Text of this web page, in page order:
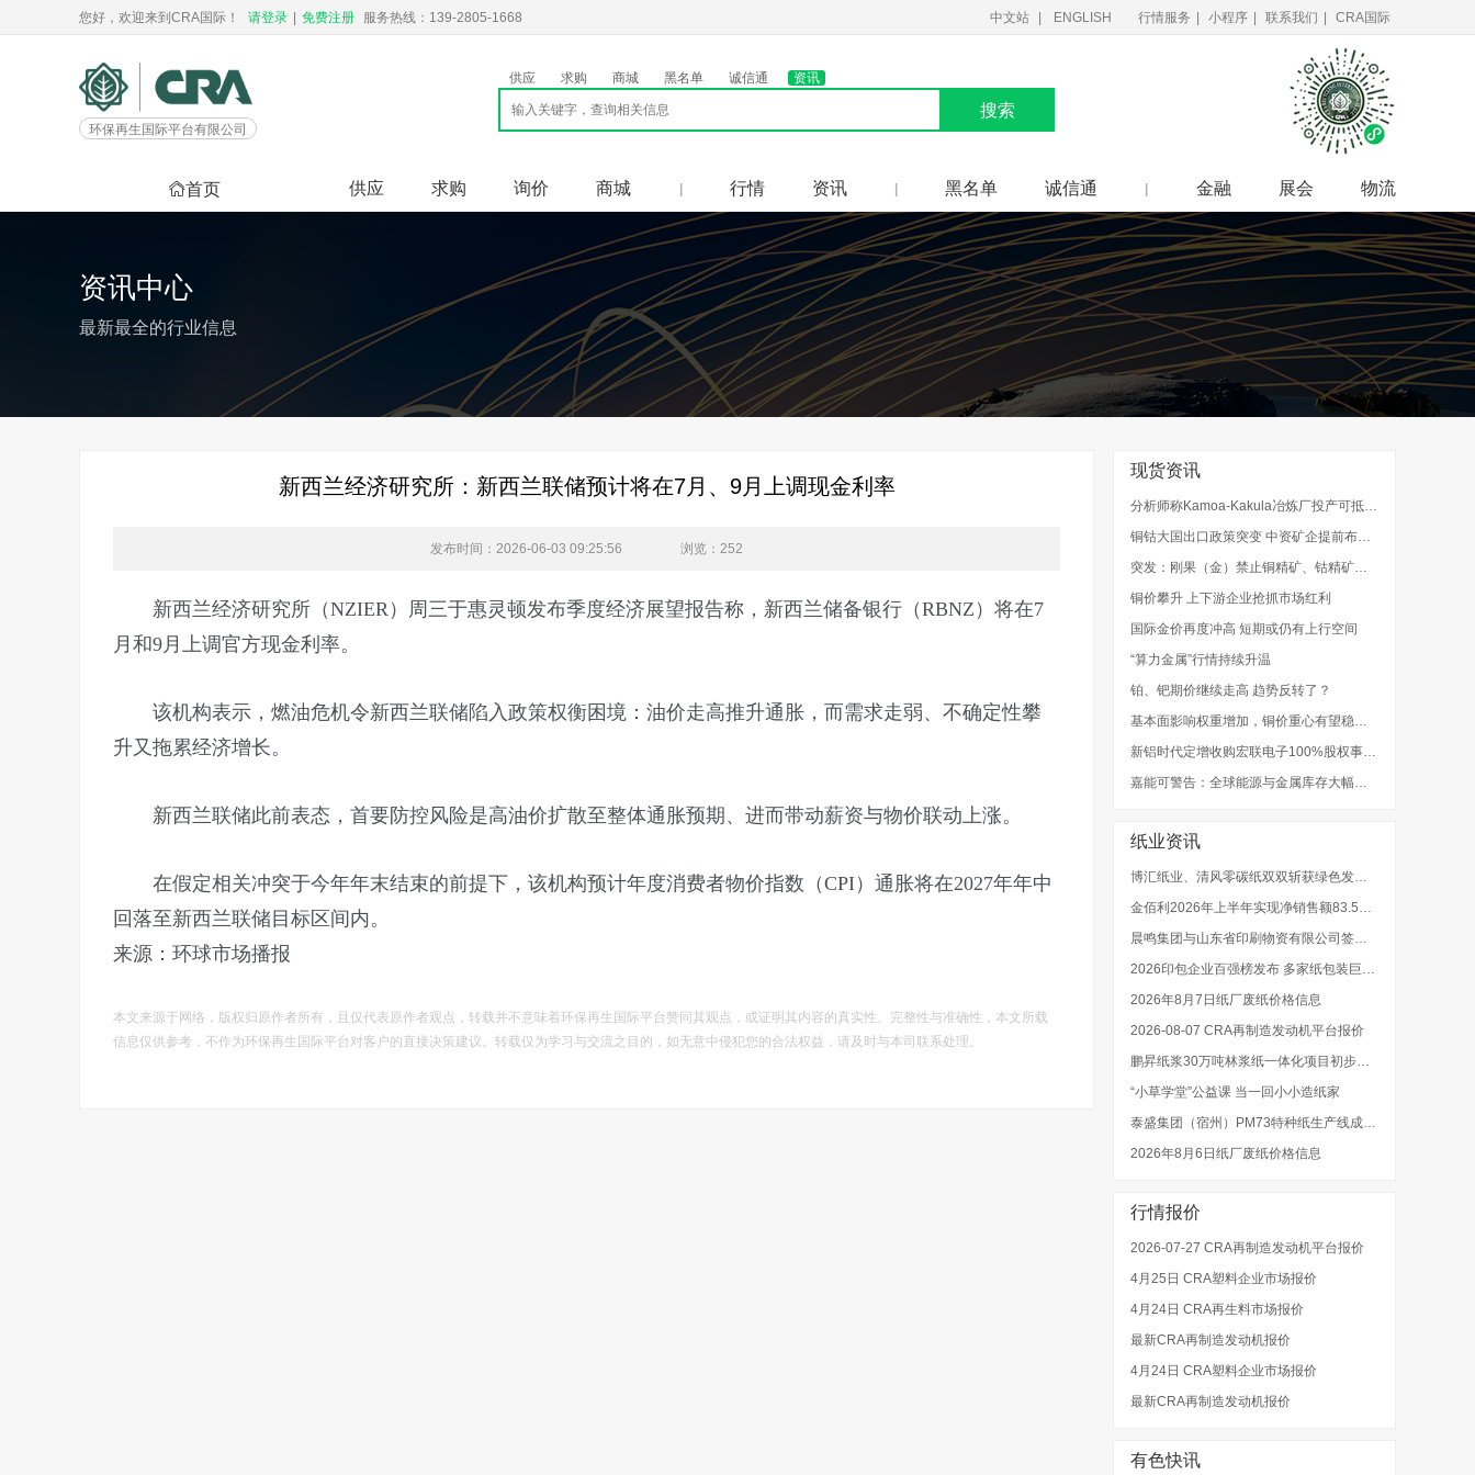
您好，欢迎来到CRA国际！ 请登录 免费注册 服务热线：139-2805-1668 中文站 ENGLISH 行情服务 小程序 联系我们 CRA国际
环保再生国际平台有限公司
供应 求购 商城 黑名单 诚信通 资讯
搜索
首页 供应 求购 询价 商城 行情 资讯 黑名单 诚信通 金融 展会 物流
资讯中心
最新最全的行业信息
新西兰经济研究所：新西兰联储预计将在7月、9月上调现金利率
发布时间：2026-06-03 09:25:56 浏览 ：252
新西兰经济研究所（NZIER）周三于惠灵顿发布季度经济展望报告称，新西兰储备银行（RBNZ）将在7
月和9月上调官方现金利率。
该机构表示，燃油危机令新西兰联储陷入政策权衡困境：油价走高推升通胀，而需求走弱、不确定性攀
升又拖累经济增长。
新西兰联储此前表态，首要防控风险是高油价扩散至整体通胀预期、进而带动薪资与物价联动上涨。
在假定相关冲突于今年年末结束的前提下，该机构预计年度消费者物价指数（CPI）通胀将在2027年年中
回落至新西兰联储目标区间内。
来源： 环球市场播报
本文来源于网络，版权归原作者所有，且仅代表原作者观点，转载并不意味着环保再生国际平台赞同其观点，或证明其内容的真实性、完整性与准确性，本文所载
信息仅供参考，不作为环保再生国际平台对客户的直接决策建议。转载仅为学习与交流之目的，如无意中侵犯您的合法权益，请及时与本司联系处理。
现货资讯
分析师称Kamoa-Kakula冶炼厂投产可抵消刚果（金）铜精矿出口禁令影响
铜钴大国出口政策突变 中资矿企提前布局深加工产线
突发：刚果（金）禁止铜精矿、钴精矿出口！影响几何？
铜价攀升 上下游企业抢抓市场红利
国际金价再度冲高 短期或仍有上行空间
“算力金属”行情持续升温
铂、钯期价继续走高 趋势反转了？
基本面影响权重增加，铜价重心有望稳步抬升
新铝时代定增收购宏联电子100%股权事项获批注册
嘉能可警告：全球能源与金属库存大幅下降，价格波动风险提高
纸业资讯
博汇纸业、清风零碳纸双双斩获绿色发展权威大奖
金佰利2026年上半年实现净销售额83.52亿美元
晨鸣集团与山东省印刷物资有限公司签署战略合作协议
2026印包企业百强榜发布 多家纸包装巨头强势入选
2026年8月7日纸厂废纸价格信息
2026-08-07 CRA再制造发动机平台报价
鹏昇纸浆30万吨林浆纸一体化项目初步设计招标启动
“小草学堂”公益课 当一回小小造纸家
泰盛集团（宿州）PM73特种纸生产线成功开机出纸
2026年8月6日纸厂废纸价格信息
行情报价
2026-07-27 CRA再制造发动机平台报价
4月25日 CRA塑料企业市场报价
4月24日 CRA再生料市场报价
最新CRA再制造发动机报价
4月24日 CRA塑料企业市场报价
最新CRA再制造发动机报价
有色快讯